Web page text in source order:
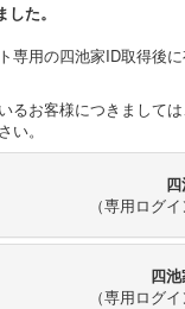
た。
専用の四池家ID取得後
るお客様につきまして
。
（専用ログ
四
（専用ログ